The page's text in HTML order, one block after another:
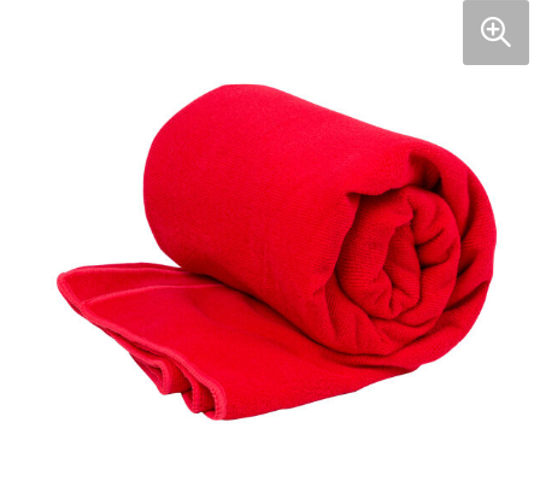
Tassen en reizen
Beurs en evenementen
Bloemen en planten
Horeca